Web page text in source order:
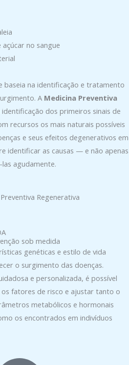
no sangue
baseia na identificação e tratamento
A Medicina Preventiva
dos primeiros sinais de
recursos os mais naturais possíveis
e seus efeitos degenerativos em
identificar as causas — e não apenas
agudamente.
Regenerativa
sob medida
genéticas e estilo de vida
o surgimento das doenças.
e personalizada, é possível
fatores de risco e ajustar tanto o
metabólicos e hormonais
os encontrados em indivíduos